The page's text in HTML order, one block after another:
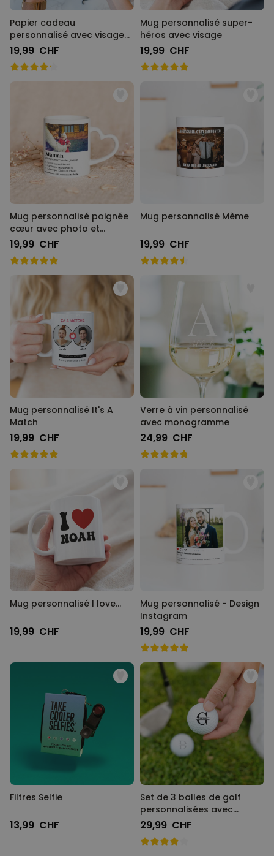
Papier cadeau
personnalisé avec visage
et chapeau de fête
19,99 CHF
Mug personnalisé super-
héros avec visage
19,99 CHF
Mug personnalisé poignée
cœur avec photo et
définition
19,99 CHF
Mug personnalisé Mème
19,99 CHF
Mug personnalisé It's A
Match
19,99 CHF
Verre à vin personnalisé
avec monogramme
24,99 CHF
Mug personnalisé I love…
19,99 CHF
Mug personnalisé - Design
Instagram
19,99 CHF
Filtres Selfie
13,99 CHF
Set de 3 balles de golf
personnalisées avec
monogramme
29,99 CHF